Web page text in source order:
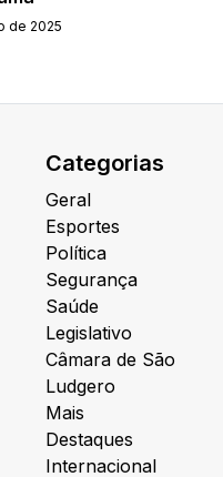
de 2025
Categorias
Geral
Esportes
Política
Segurança
Saúde
Legislativo
Câmara de São
Ludgero
Mais
Destaques
Internacional